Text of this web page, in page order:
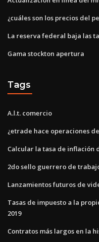
¿cuáles son los precios del
La reserva federal baja las
Gama stockton apertura
Tags
A.l.t. comercio
¿etrade hace operaciones de
Calcular la tasa de inflación
2do sello guerrero de
Lanzamientos futuros de
Tasas de impuesto a la
2019
Contratos más largos en la